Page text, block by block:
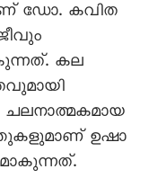
ഡോ. കവിത
കല
ചലനാത്മകമായ
ഉഷാ